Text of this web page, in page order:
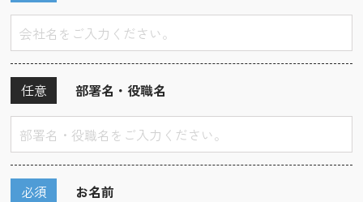
部署名・役職名
任意
お名前
必須